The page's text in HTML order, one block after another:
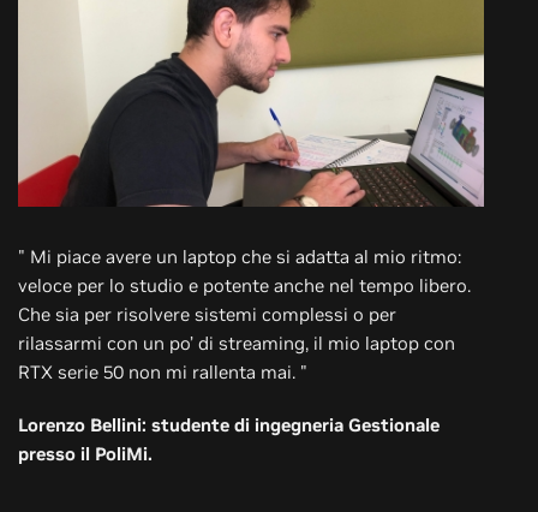
" Mi piace avere un laptop che si adatta al mio ritmo:
veloce per lo studio e potente anche nel tempo libero.
Che sia per risolvere sistemi complessi o per
rilassarmi con un po’ di streaming, il mio laptop con
RTX serie 50 non mi rallenta mai. "
Lorenzo Bellini: studente di ingegneria Gestionale
presso il PoliMi.